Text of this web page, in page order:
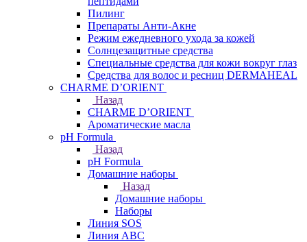
Пилинг
Препараты Анти-Акне
Режим ежедневного ухода за кожей
Солнцезащитные средства
Специальные средства для кожи вокруг глаз
Средства для волос и ресниц DERMAHEAL
CHARME D’ORIENT
Назад
CHARME D’ORIENT
Ароматические масла
pH Formula
Назад
pH Formula
Домашние наборы
Назад
Домашние наборы
Наборы
Линия SOS
Линия АВС